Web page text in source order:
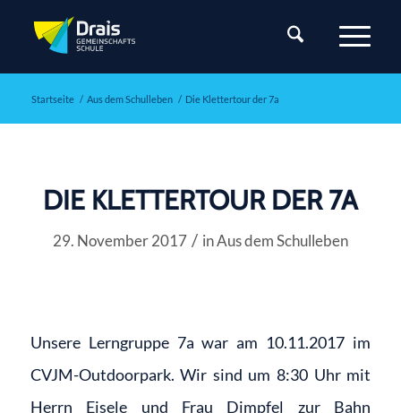
Startseite / Aus dem Schulleben / Die Klettertour der 7a
DIE KLETTERTOUR DER 7A
29. November 2017 / inAus dem Schulleben
Unsere Lerngruppe 7a war am 10.11.2017 im
CVJM-Outdoorpark. Wir sind um 8:30 Uhr mit
Herrn Eisele und Frau Dimpfel zur Bahn